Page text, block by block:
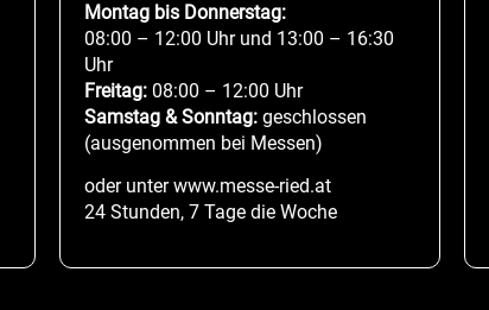
Montag bis Donnerstag:
08:00 – 12:00 Uhr und 13:00 – 16:30
Uhr
Freitag: 08:00 – 12:00 Uhr
Samstag & Sonntag: geschlossen
(ausgenommen bei Messen)
oder unter www.messe-ried.at
24 Stunden, 7 Tage die Woche